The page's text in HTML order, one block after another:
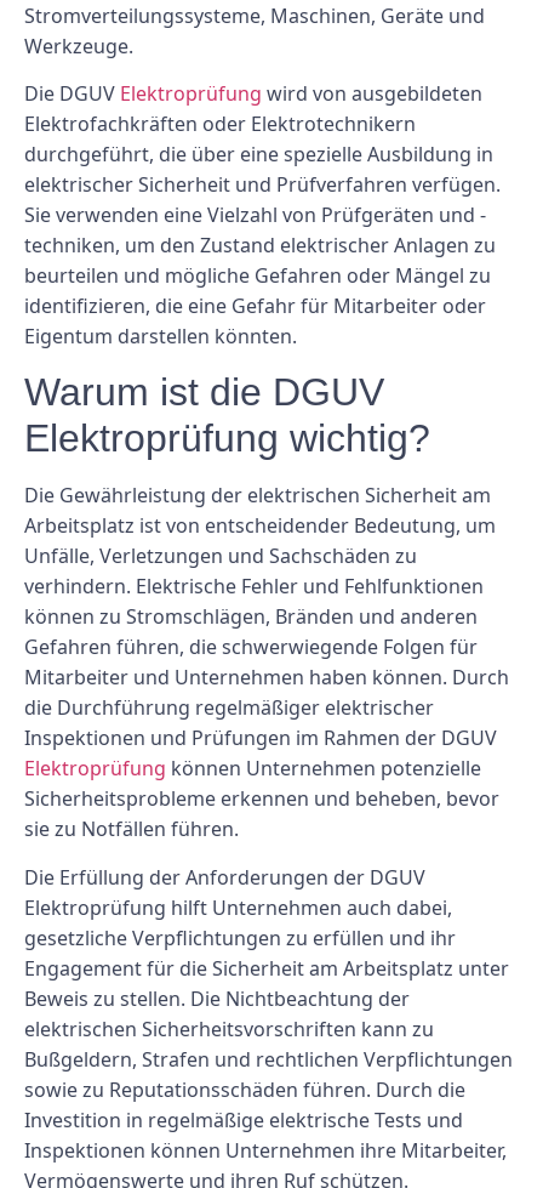
Stromverteilungssysteme, Maschinen, Geräte und
Werkzeuge.
Die DGUV Elektroprüfung wird von ausgebildeten
Elektrofachkräften oder Elektrotechnikern
durchgeführt, die über eine spezielle Ausbildung in
elektrischer Sicherheit und Prüfverfahren verfügen.
Sie verwenden eine Vielzahl von Prüfgeräten und -
techniken, um den Zustand elektrischer Anlagen zu
beurteilen und mögliche Gefahren oder Mängel zu
identifizieren, die eine Gefahr für Mitarbeiter oder
Eigentum darstellen könnten.
Warum ist die DGUV
Elektroprüfung wichtig?
Die Gewährleistung der elektrischen Sicherheit am
Arbeitsplatz ist von entscheidender Bedeutung, um
Unfälle, Verletzungen und Sachschäden zu
verhindern. Elektrische Fehler und Fehlfunktionen
können zu Stromschlägen, Bränden und anderen
Gefahren führen, die schwerwiegende Folgen für
Mitarbeiter und Unternehmen haben können. Durch
die Durchführung regelmäßiger elektrischer
Inspektionen und Prüfungen im Rahmen der DGUV
Elektroprüfung können Unternehmen potenzielle
Sicherheitsprobleme erkennen und beheben, bevor
sie zu Notfällen führen.
Die Erfüllung der Anforderungen der DGUV
Elektroprüfung hilft Unternehmen auch dabei,
gesetzliche Verpflichtungen zu erfüllen und ihr
Engagement für die Sicherheit am Arbeitsplatz unter
Beweis zu stellen. Die Nichtbeachtung der
elektrischen Sicherheitsvorschriften kann zu
Bußgeldern, Strafen und rechtlichen Verpflichtungen
sowie zu Reputationsschäden führen. Durch die
Investition in regelmäßige elektrische Tests und
Inspektionen können Unternehmen ihre Mitarbeiter,
Vermögenswerte und ihren Ruf schützen.